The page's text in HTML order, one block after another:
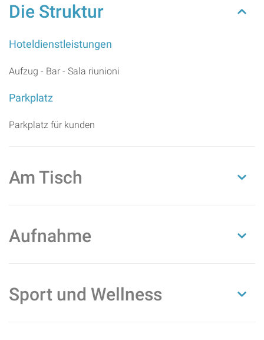
Die Struktur
Hoteldienstleistungen
Aufzug - Bar - Sala riunioni
Parkplatz
Parkplatz für kunden
Am Tisch
Aufnahme
Sport und Wellness